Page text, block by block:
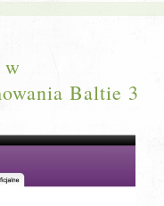
Baltie 3